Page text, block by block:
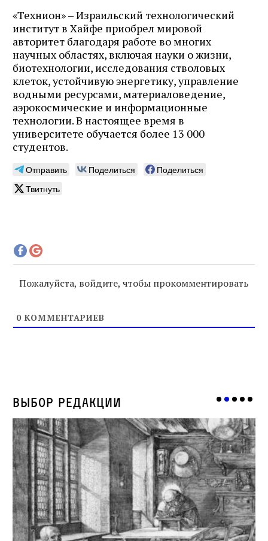
«Технион» – Израильский технологический
институт в Хайфе приобрел мировой
авторитет благодаря работе во многих
научных областях, включая науки о жизни,
биотехнологии, исследования стволовых
клеток, устойчивую энергетику, управление
водными ресурсами, материаловедение,
аэрокосмические и информационные
технологии. В настоящее время в
университете обучается более 13 000
студентов.
Отправить Поделиться
Поделиться
Твитнуть
Пожалуйста, войдите, чтобы прокомментировать
0 КОММЕНТАРИЕВ
Выбор редакции